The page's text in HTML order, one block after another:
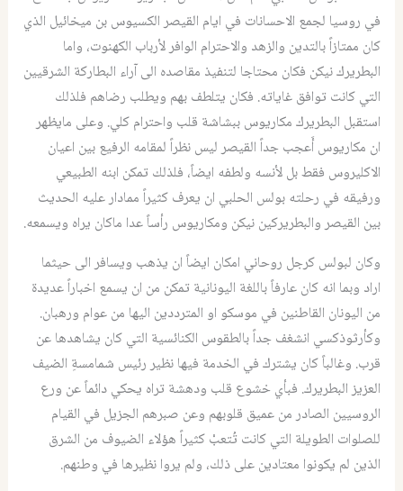
في روسيا لجمع الاحسانات في ايام القيصر الكسيوس بن ميخائيل الذي
كان ممتازاً بالتدين والزهد والاحترام الوافر لأرباب الكهنوت، واما
البطريرك نيكن فكان محتاجا لتنفيذ مقاصده الى آراء البطاركة الشرقيين
التي كانت توافق غاياته. فكان يتلطف بهم ويطلب رضاهم فلذلك
استقبل البطريرك مكاريوس ببشاشة قلب واحترام كلي. وعلى مايظهر
ان مكاريوس أَعجب جداً القيصر ليس نظراً لمقامه الرفيع بين اعيان
الاكليروس فقط بل لأنسه ولطفه ايضاً، فلذلك تمكن ابنه الطبيعي
ورفيقه في رحلته بولس الحلبي ان يعرف كثيراً ممادار عليه الحديث
بين القيصر والبطريركين نيكن ومكاريوس رأساً عدا ماكان يراه ويسمعه.
وكان لبولس كرجل روحاني امكان ايضاً ان يذهب ويسافر الى حيثما
اراد وبما انه كان عارفاً باللغة اليونانية تمكن من ان يسمع اخباراً عديدة
من اليونان القاطنين في موسكو او المترددين اليها من عوام ورهبان.
وكأرثوذكسي انشغف جداً بالطقوس الكنائسية التي كان يشاهدها عن
قرب. وغالباً كان يشترك في الخدمة فيها نظير رئيس شمامسةِ الضيف
العزيز البطريرك. فبأي خشوع قلب ودهشة تراه يحكي دائماً عن ورع
الروسيين الصادر من عميق قلوبهم وعن صبرهم الجزيل في القيام
للصلوات الطويلة التي كانت تُتعبْ كثيراً هؤلاء الضيوف من الشرق
الذين لم يكونوا معتادين على ذلك، ولم يروا نظيرها في وطنهم.